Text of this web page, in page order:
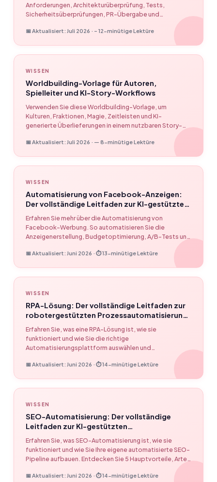
Anforderungen, Architekturüberprüfung, Tests,
Sicherheitsüberprüfungen, PR-Übergabe und
EasyClaw-Workflow-Automatisierung in auslieferbare
Software umwandeln.
📅 Aktualisiert: Juli 2026 · – 12-minütige Lektüre
WISSEN
Worldbuilding-Vorlage für Autoren,
Spielleiter und KI-Story-Workflows
Verwenden Sie diese Worldbuilding-Vorlage, um
Kulturen, Fraktionen, Magie, Zeitleisten und KI-
generierte Überlieferungen in einem nutzbaren Story-
📅 Aktualisiert: Juli 2026 · — 8-minütige Lektüre
WISSEN
Automatisierung von Facebook-Anzeigen:
Der vollständige Leitfaden zur KI-gestützten
Anzeigenverwaltung (2026)
Erfahren Sie mehr über die Automatisierung von
Facebook-Werbung. So automatisieren Sie die
Anzeigenerstellung, Budgetoptimierung, A/B-Tests und
Berichte. Erstellen Sie im Jahr 2026 Ihre eigene Pipeline
zur Anzeigenautomatisierung ohne
📅 Aktualisiert: Juni 2026 · ⏱ 13-minütige Lektüre
WISSEN
RPA-Lösung: Der vollständige Leitfaden zur
robotergestützten Prozessautomatisierung
(2026)
Erfahren Sie, was eine RPA-Lösung ist, wie sie
funktioniert und wie Sie die richtige
Automatisierungsplattform auswählen und
bereitstellen. RPA vs. KI-Agenten, 5 Hauptvorteile und
wie Sie Ihren ersten Bot ohne Programmieraufwand
📅 Aktualisiert: Juni 2026 · ⏱ 14-minütige Lektüre
WISSEN
SEO-Automatisierung: Der vollständige
Leitfaden zur KI-gestützten
Suchoptimierung (2026)
Erfahren Sie, was SEO-Automatisierung ist, wie sie
funktioniert und wie Sie Ihre eigene automatisierte SEO-
Pipeline aufbauen. Entdecken Sie 5 Hauptvorteile, Arten
Anleitung zur Einrichtung ohne Code für 2026.
📅 Aktualisiert: Juni 2026 · ⏱ 14-minütige Lektüre